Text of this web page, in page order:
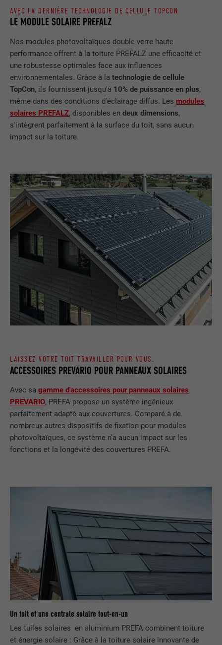
LE MODULE SOLAIRE PREFALZ
AVEC LA DERNIÈRE TECHNOLOGIE DE CELLULE TOPCON
Nos modules photovoltaïques double verre haute
performance offrent à la toiture PREFALZ une efficacité et
une robustesse optimales face aux influences
environnementales. Grâce à latechnologie de cellule
TopCon, ils fournissent jusqu'à 10% de puissance en plus,
même dans des conditions d'éclairage diffus. Les modules
solaires PREFALZ, disponibles endeux dimensions,
s'intègrent parfaitement à la surface du toit, sans aucun
impact sur la toiture.
ACCESSOIRES PREVARIO POUR PANNEAUX SOLAIRES
LAISSEZ VOTRE TOIT TRAVAILLER POUR VOUS.
Avec sagamme d'accessoires pour panneaux solaires
PREVARIO, PREFA propose un système ingénieux
parfaitement adapté aux couvertures. Comparé à de
nombreux autres dispositifs de fixation pour modules
photovoltaïques, ce système n’a aucun impact sur les
fonctions et la longévité des couvertures PREFA.
Un toit et une centrale solaire tout-en-un
Les tuiles solaires en aluminium PREFA combinent toiture
et énergie solaire : Grâce à la toiture solaire innovante de
NOM _gid
EXPIRATION 1 jour
UTILITÉ
Enregistre un identifiant unique utilisé
pour générer des données statistiques
sur la manière dont l'utilisateur utilise le
site Internet.
NOM
EXPIRATION 90 jours
UTILITÉ
Est placé afin de tester si le navigateur
autorise l'utilisation de cookies. Ne
contient aucun élément d'identification.
recherche doivent être affichés par page
(p. ex. 10 ou 20) et si le filtre Google
NOM lang
FOURNISSEUR ads.linkedin.com
EXPIRATION Session
UTILITÉ
NOM lang
FOURNISSEUR LinkedIn
EXPIRATION Session
UTILITÉ
Utilisé par LinkedIn lorsqu'un site
Internet contient une fenêtre « Suivez-
nous » intégrée.
NOM
FOURNISSEUR LinkedIn
Utilisé par le service de réseau social
services intégrés.
NOM bscookie
FOURNISSEUR LinkedIn
services intégrés
UserMatchHistory
FOURNISSEUR LinkedIn
EXPIRATION
UTILITÉ
Est utilisé pour suivre l'utilisateur sur
plusieurs sites Internet afin d'afficher de
la publicité adaptée aux préférences de